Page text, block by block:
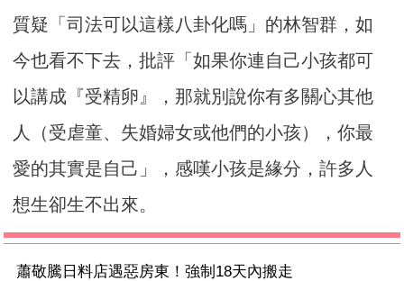
質疑「司法可以這樣八卦化嗎」的林智群，如
今也看不下去，批評「如果你連自己小孩都可
以講成『受精卵』，那就別說你有多關心其他
人（受虐童、失婚婦女或他們的小孩），你最
愛的其實是自己」，感嘆小孩是緣分，許多人
想生卻生不出來。
蕭敬騰日料店遇惡房東！強制18天內搬走